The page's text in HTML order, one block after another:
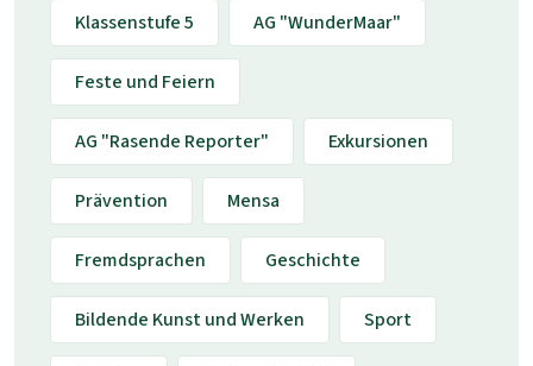
Klassenstufe 5 AG "WunderMaar"
Feste und Feiern
AG "Rasende Reporter" Exkursionen
Prävention Mensa
Fremdsprachen Geschichte
Bildende Kunst und Werken Sport